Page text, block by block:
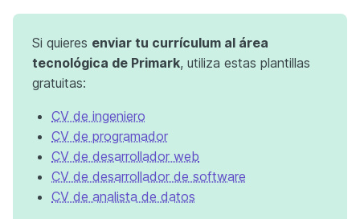
Si quieres enviar tu currículum al área
tecnológica de Primark, utiliza estas plantillas
gratuitas:
CV de ingeniero
CV de programador
CV de desarrollador web
CV de desarrollador de software
CV de analista de datos